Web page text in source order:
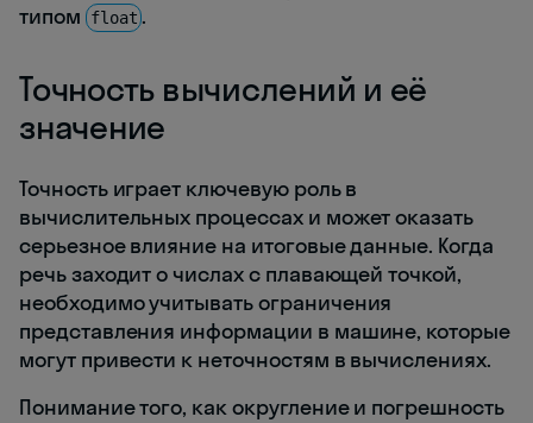
типом
float .
Точность вычислений и её
значение
Точность играет ключевую роль в
вычислительных процессах и может оказать
серьезное влияние на итоговые данные. Когда
речь заходит о числах с плавающей точкой,
необходимо учитывать ограничения
представления информации в машине, которые
могут привести к неточностям в вычислениях.
Понимание того, как округление и погрешность